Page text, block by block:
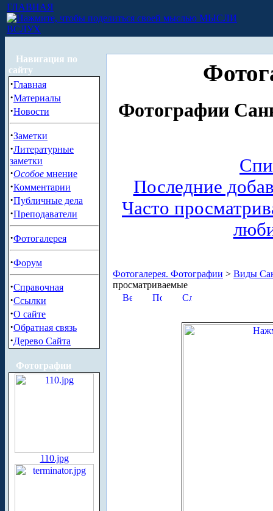
ГЛАВНАЯ
МЫСЛИ
ВСЛУХ
Навигация по
сайту
·Главная
·Материалы
·Новости
·Заметки
·Литературные
заметки
·Особое мнение
·Комментарии
·Публичные дела
·Преподаватели
·Фотогалерея
·Форум
·Справочная
·Ссылки
·О сайте
·Обратная связь
·Дерево Сайта
Фотографии
110.jpg
Фотографии
Последние
Часто
Фотогалерея. Фотографии > Виды
просматриваемые